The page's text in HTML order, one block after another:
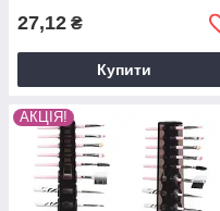
27,12 ₴
Купити
АКЦІЯ!